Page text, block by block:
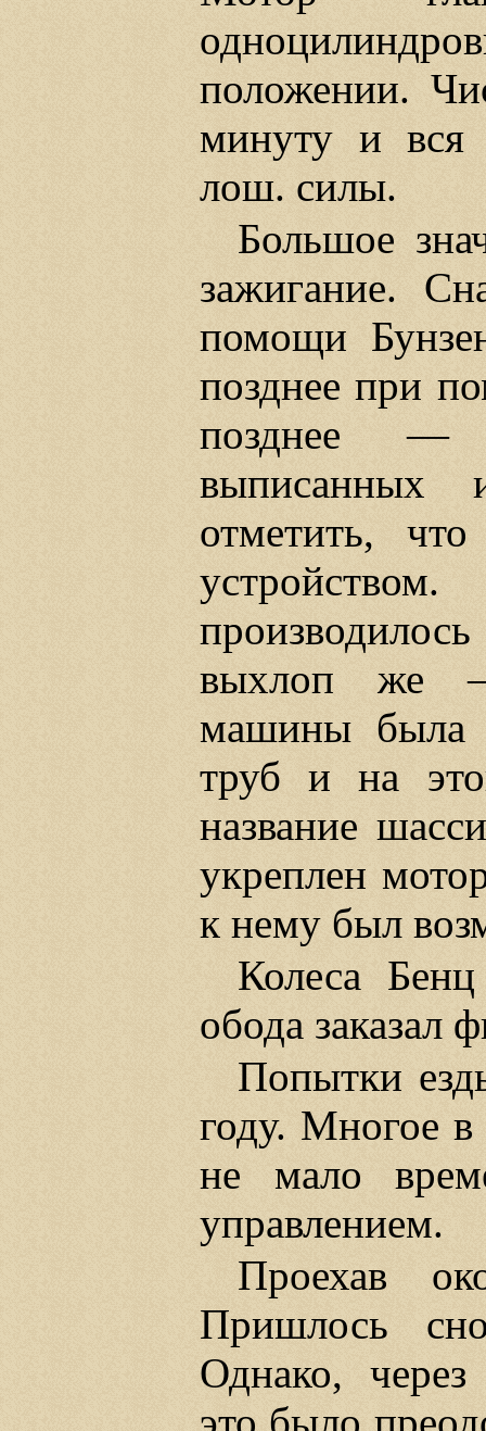
положении.
минуту и вся
лош. силы.
Большое
зажигание.
помощи
позднее при
позднее —
выписанных
отметить,
выхлоп же —
машины была
труб и на
название
укреплен
к нему был
Колеса
обода заказал
Попытки
году. Многое в
не мало
управлением.
Проехав
Пришлось
Однако, через